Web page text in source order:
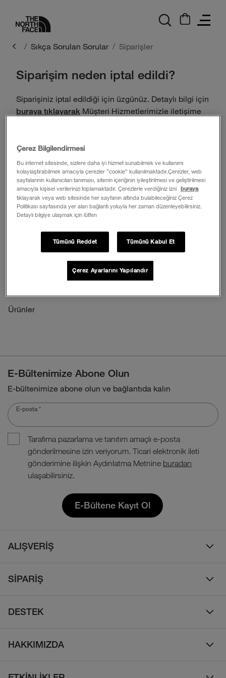
Sıkça Sorulan Sorular Siparişler
Yardım Merkezi
İletişim
Ürün Bakımı
Beden Tablosu
Sıkça Sorulan Sorular
Ürünler
Siparişim neden iptal edildi?
Siparişiniz iptal edildiği için üzgünüz. Detaylı bilgi için
buraya tıklayarak Müşteri Hizmetlerimizle iletişime
E-Bültenimize Abone Olun
E-bültenimize abone olun ve bağlantıda kalın
E-posta *
Tarafıma pazarlama ve tanıtım amaçlı e-posta
gönderilmesine izin veriyorum. Ticari elektronik ileti
gönderimine ilişkin Aydınlatma Metnine buradan
ulaşabilirsiniz.
E-Bültene Kayıt Ol
ALIŞVERİŞ
Çocuk
Ayakkabı
SİPARİŞ
İade Politikası
DESTEK
Sıkça Sorulan Sorular
HAKKIMIZDA
Çerez Bilgilendirmesi
Bu internet sitesinde, sizlere daha iyi hizmet sunabilmek ve kullanımı
kolaylaştırabilmek amacıyla çerezler ”cookie” kullanılmaktadır.Çerezler, web
sayfalarının kullanıcıları tanıması, sitenin içeriğinin iyileştirilmesi ve geliştirilmesi
amacıyla kişisel verilerinizi toplamaktadır. Çerezlerle verdiğiniz izni
buraya
tıklayarak veya web sitesinde her sayfanın altında bulabileceğiniz Çerez
Politikası sayfasında yer alan bağlantı yoluyla her zaman düzenleyebilirsiniz.
Detaylı bilgiye ulaşmak için lütfen
Tümünü Reddet Tümünü Kabul Et
Çerez Ayarlarını Yapılandır